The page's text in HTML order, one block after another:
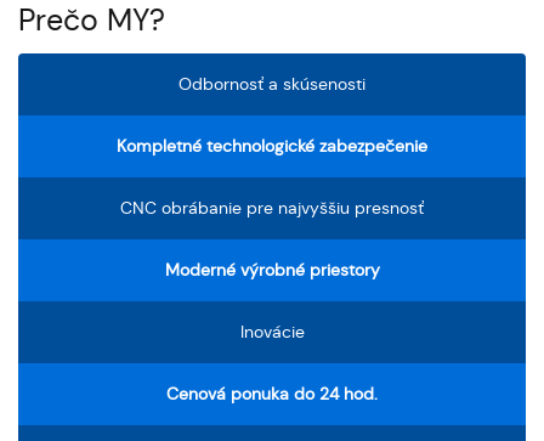
Prečo MY?
Odbornosť a skúsenosti
Kompletné technologické zabezpečenie
CNC obrábanie pre najvyššiu presnosť
Moderné výrobné priestory
Inovácie
Cenová ponuka do 24 hod.